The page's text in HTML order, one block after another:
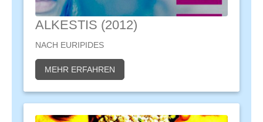
ALKESTIS (2012)
NACH EURIPIDES
MEHR ERFAHREN